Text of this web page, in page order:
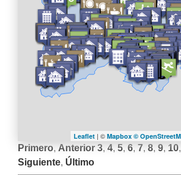
Leaflet | © Mapbox ©
Primero, Anterior 3, 4, 5, 6, 7, 8, 9, 10,
Siguiente, Último